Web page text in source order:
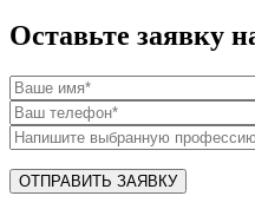
Оставьте заявку